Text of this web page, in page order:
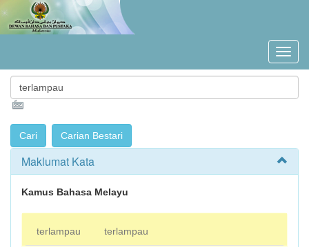
Maklumat Kata
Kamus Bahasa Melayu
terlampau terlampau